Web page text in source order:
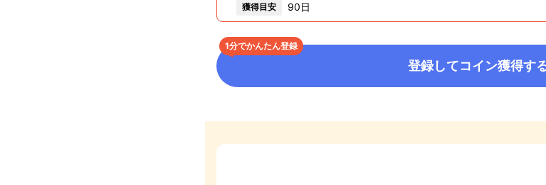
獲得目安 90日
1分でかんたん登録
登録してコイン獲得す